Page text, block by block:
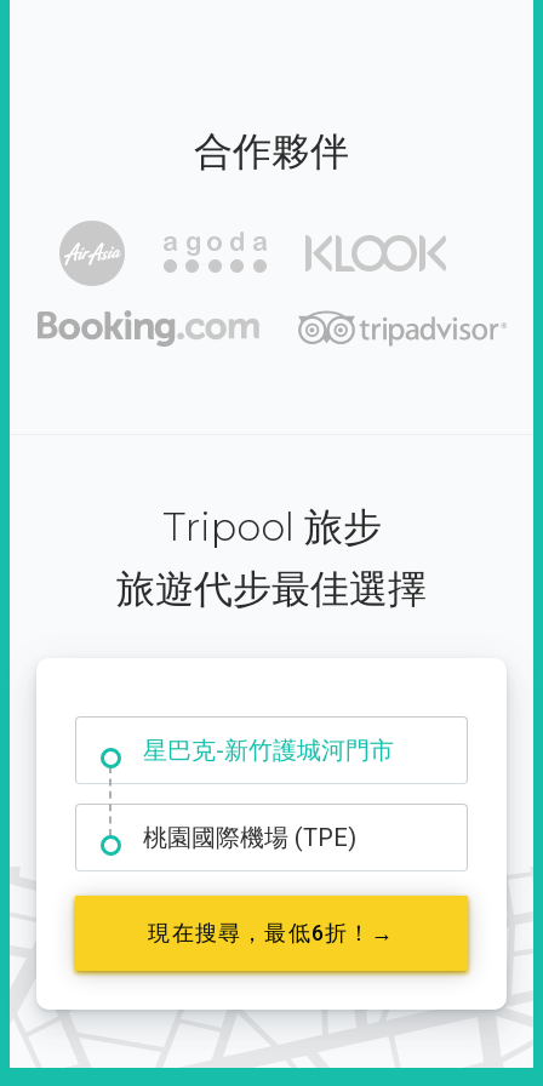
合作夥伴
Tripool 旅步
旅遊代步最佳選擇
星巴克-新竹護城河門市
大霸尖山登山口
桃園國際機場 (TPE)
現在搜尋，最低6折！→